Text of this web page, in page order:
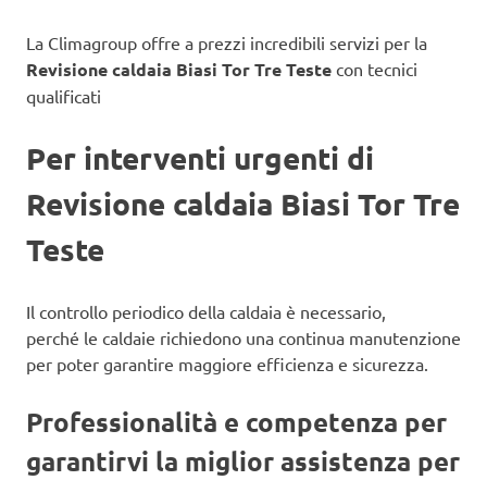
La Climagroup offre a prezzi incredibili servizi per la
Revisione caldaia Biasi Tor Tre Teste con tecnici
qualificati
Per interventi urgenti di
Revisione caldaia Biasi Tor Tre
Teste
Il controllo periodico della caldaia è necessario,
perché le caldaie richiedono una continua manutenzione
per poter garantire maggiore efficienza e sicurezza.
Professionalità e competenza per
garantirvi la miglior assistenza per